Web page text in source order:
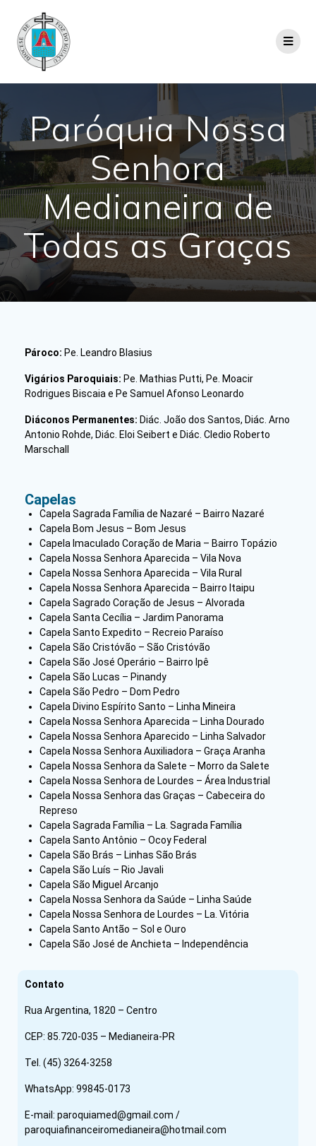
Paróquia Nossa
Senhora
Medianeira de
Todas as Graças
Pároco: Pe. Leandro Blasius
Vigários Paroquiais: Pe. Mathias Putti, Pe. Moacir
Rodrigues Biscaia e Pe Samuel Afonso Leonardo
Diáconos Permanentes: Diác. João dos Santos, Diác. Arno
Antonio Rohde, Diác. Eloi Seibert e Diác. Cledio Roberto
Marschall
Capelas
Capela Sagrada Família de Nazaré – Bairro Nazaré
Capela Bom Jesus – Bom Jesus
Capela Imaculado Coração de Maria – Bairro Topázio
Capela Nossa Senhora Aparecida – Vila Nova
Capela Nossa Senhora Aparecida – Vila Rural
Capela Nossa Senhora Aparecida – Bairro Itaipu
Capela Sagrado Coração de Jesus – Alvorada
Capela Santa Cecília – Jardim Panorama
Capela Santo Expedito – Recreio Paraíso
Capela São Cristóvão – São Cristóvão
Capela São José Operário – Bairro Ipê
Capela São Lucas – Pinandy
Capela São Pedro – Dom Pedro
Capela Divino Espírito Santo – Linha Mineira
Capela Nossa Senhora Aparecida – Linha Dourado
Capela Nossa Senhora Aparecido – Linha Salvador
Capela Nossa Senhora Auxiliadora – Graça Aranha
Capela Nossa Senhora da Salete – Morro da Salete
Capela Nossa Senhora de Lourdes – Área Industrial
Capela Nossa Senhora das Graças – Cabeceira do
Represo
Capela Sagrada Família – La. Sagrada Família
Capela Santo Antônio – Ocoy Federal
Capela São Brás – Linhas São Brás
Capela São Luís – Rio Javali
Capela São Miguel Arcanjo
Capela Nossa Senhora da Saúde – Linha Saúde
Capela Nossa Senhora de Lourdes – La. Vitória
Capela Santo Antão – Sol e Ouro
Capela São José de Anchieta – Independência
Contato
Rua Argentina, 1820 – Centro
CEP: 85.720-035 – Medianeira-PR
Tel. (45) 3264-3258
WhatsApp: 99845-0173
E-mail: paroquiamed@gmail.com /
paroquiafinanceiromedianeira@hotmail.com